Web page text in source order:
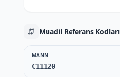
Muadil Referans Kodları
MANN
C11120